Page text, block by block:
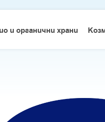
и органични храни